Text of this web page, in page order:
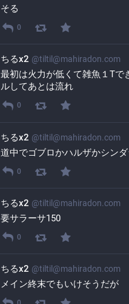
そる
0
ちるx2 @tiltil@mahiradon.com
最初は火力が低くて雑魚１Tで
ルしてあとは流れ
0
ちるx2 @tiltil@mahiradon.com
道中でゴブロかハルザかシン
0
ちるx2 @tiltil@mahiradon.com
要サラーサ150
0
ちるx2 @tiltil@mahiradon.com
メイン終末でもいけそうだが